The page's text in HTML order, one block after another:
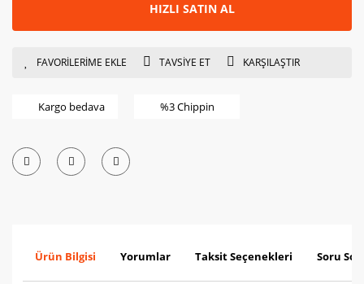
HIZLI SATIN AL
TAVSİYE ET KARŞILAŞTIR
Kargo bedava %3 Chippin
Ürün Bilgisi Yorumlar Taksit Seçenekleri Soru